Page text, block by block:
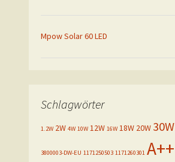
Mpow Solar 60 LED
Schlagwörter
1.2W 2W 4W 10W 12W 16W 18W 20W 30W
3800003-DW-EU 1171250503 1171260301 A++